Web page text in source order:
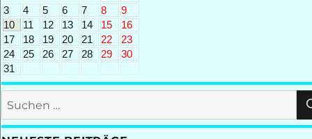
3
4 5 6 7 8
9
10
11 12 13 14 15
16
17
18 19 20 21 22
23
24
25 26 27 28 29
30
31
Suchen
nach: